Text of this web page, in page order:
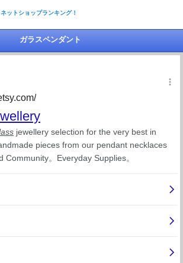
ネットショップランキング！
ガラスペンダント